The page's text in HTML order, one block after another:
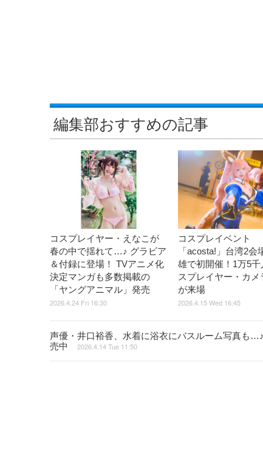
編集部おすすめの記事
コスプレイヤー・えなこが
春の中で揺れて…♪ グラビア
＆付録に登場！ TVアニメ化
決定マンガも多数掲載の
「ヤングアニマル」発売
2026.4.24 Fri 16:30
コスプレイベント
「acosta!」台湾2会
雄で初開催！1万5千
スプレイヤー・カメ
が来場
2026.4.15 Wed 16:45
声優・井口裕香、水着に浴衣にバスルーム写真も
売中
2026.4.14 Tue 11:50